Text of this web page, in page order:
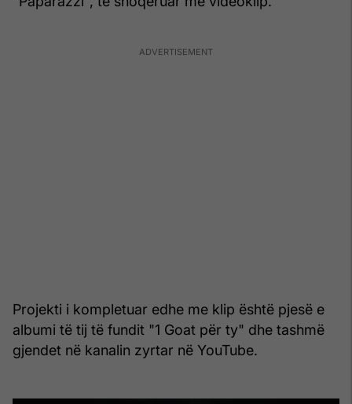
Projekti i kompletuar edhe me klip është pjesë e
albumi të tij të fundit "1 Goat për ty" dhe tashmë
gjendet në kanalin zyrtar në YouTube.